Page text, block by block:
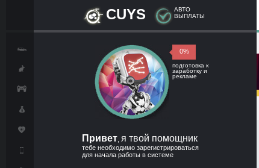
CUYS
АВТО
ВЫПЛАТЫ
0%
подготовка к
заработку и
рекламе
Привет я твой помощник
тебе необходимо зарегистрироваться
для начала работы в системе